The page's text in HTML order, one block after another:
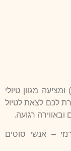
מגוון טיולי
לכם לצאת לטיול
רגועה.
– אנשי סוסים